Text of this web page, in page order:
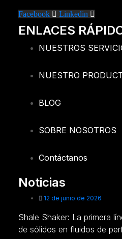
Facebook Linkedin
ENLACES
NUESTROS
NUESTRO
BLOG
SOBRE NOSOTROS
Contáctanos
Noticias
12 de junio de 2026
Shale Shaker: La primera
de sólidos en fluidos de